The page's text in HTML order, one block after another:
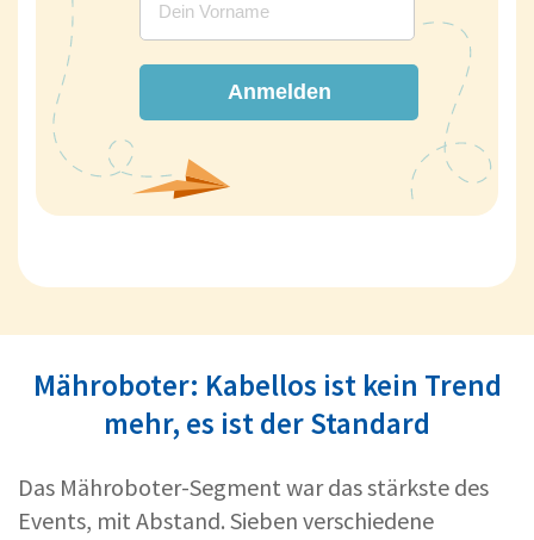
Anmelden
Mähroboter: Kabellos ist kein Trend
mehr, es ist der Standard
Das Mähroboter-Segment war das stärkste des
Events, mit Abstand. Sieben verschiedene